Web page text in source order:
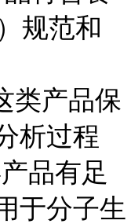
规范和
类产品保
析过程
品有足
于分子生